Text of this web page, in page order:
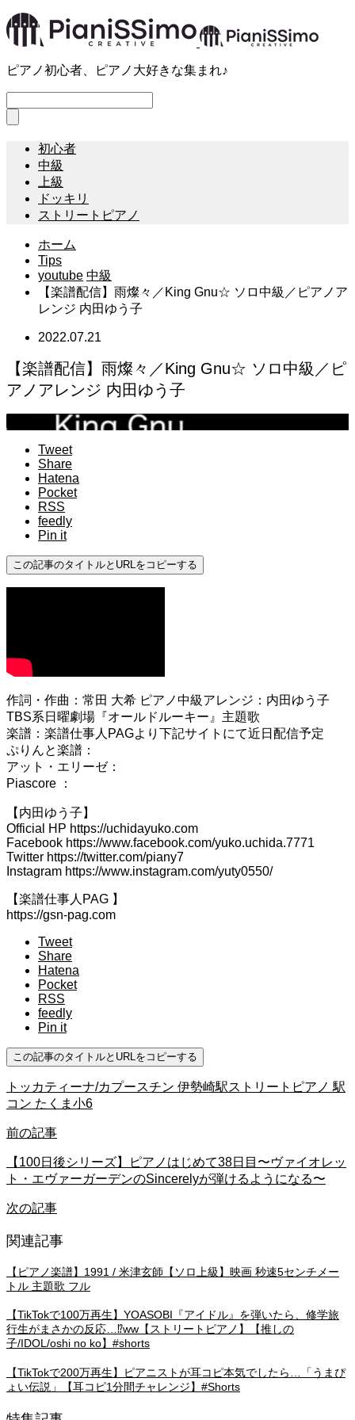
ピアノ初心者、ピアノ大好きな集まれ♪
初心者
中級
上級
ドッキリ
ストリートピアノ
ホーム
Tips
youtube 中級
【楽譜配信】雨燦々／King Gnu☆ ソロ中級／ピアノア
レンジ 内田ゆう子
2022.07.21
【楽譜配信】雨燦々／King Gnu☆ ソロ中級／ピ
アノアレンジ 内田ゆう子
Tweet
Share
Hatena
Pocket
RSS
feedly
Pin it
この記事のタイトルとURLをコピーする
作詞・作曲：常田 大希 ピアノ中級アレンジ：内田ゆう子
TBS系日曜劇場『オールドルーキー』主題歌
楽譜：楽譜仕事人PAGより下記サイトにて近日配信予定
ぷりんと楽譜：
アット・エリーゼ：
Piascore ：
【内田ゆう子】
Official HP https://uchidayuko.com
Facebook https://www.facebook.com/yuko.uchida.7771
Twitter https://twitter.com/piany7
Instagram https://www.instagram.com/yuty0550/
【楽譜仕事人PAG 】
https://gsn-pag.com
Tweet
Share
Hatena
Pocket
RSS
feedly
Pin it
この記事のタイトルとURLをコピーする
トッカティーナ/カプースチン 伊勢崎駅ストリートピアノ 駅
コン たくま小6
前の記事
【100日後シリーズ】ピアノはじめて38日目〜ヴァイオレッ
ト・エヴァーガーデンのSincerelyが弾けるようになる〜
次の記事
関連記事
【ピアノ楽譜】1991 / 米津玄師【ソロ上級】映画 秒速5センチメー
トル 主題歌 フル
【TikTokで100万再生】YOASOBI『アイドル』を弾いたら、修学旅
行生がまさかの反応…⁉️ww【ストリートピアノ】【推しの
子/IDOL/oshi no ko】#shorts
【TikTokで200万再生】ピアニストが耳コピ本気でしたら…「うまぴ
ょい伝説」【耳コピ1分間チャレンジ】#Shorts